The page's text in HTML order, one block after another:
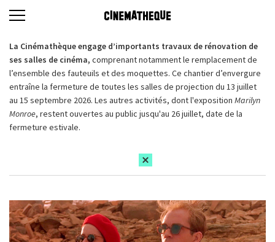
La Cinémathèque engage d’importants travaux de rénovation de
ses salles de cinéma, comprenant notamment le remplacement de
l’ensemble des fauteuils et des moquettes. Ce chantier d’envergure
entraîne la fermeture de toutes les salles de projection du 13 juillet
au 15 septembre 2026. Les autres activités, dont l'exposition Marilyn
Monroe, restent ouvertes au public jusqu'au 26 juillet, date de la
fermeture estivale.